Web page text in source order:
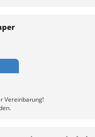
Vereinbarung!